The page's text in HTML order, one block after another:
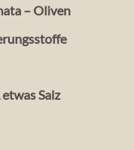
– Oliven
Salz